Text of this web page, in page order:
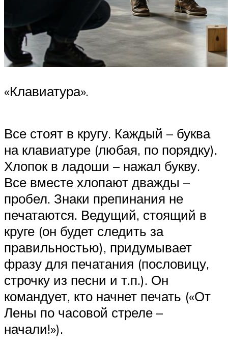
«Клавиатура».
Все стоят в кругу. Каждый – буква
на клавиатуре (любая, по порядку).
Хлопок в ладоши – нажал букву.
Все вместе хлопают дважды –
пробел. Знаки препинания не
печатаются. Ведущий, стоящий в
круге (он будет следить за
правильностью), придумывает
фразу для печатания (пословицу,
строчку из песни и т.п.). Он
командует, кто начнет печать («От
Лены по часовой стреле –
начали!»).